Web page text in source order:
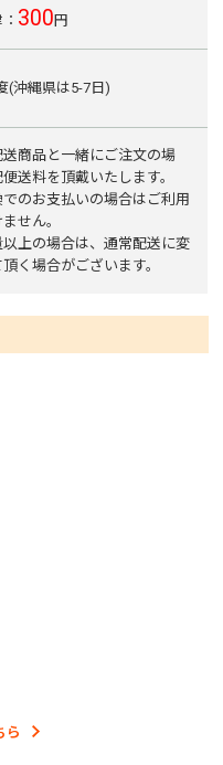
300円
(沖縄県は5-7日)
商品と一緒にご注文の場
送料を頂戴いたします。
のお支払いの場合はご利用
せん。
以上の場合は、通常配送に変
く場合がございます。
ら